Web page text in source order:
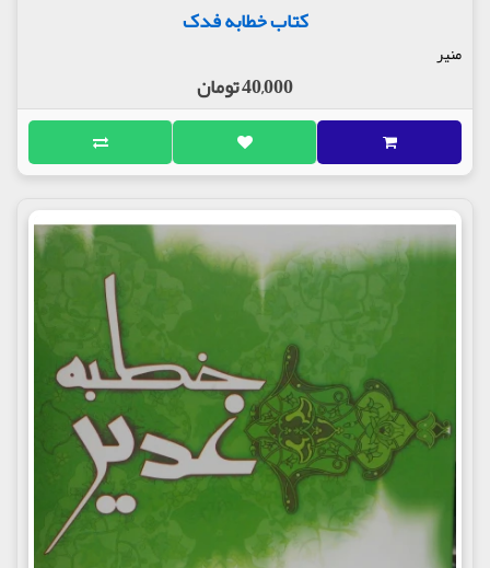
کتاب خطابه فدک
منیر
40,000 تومان